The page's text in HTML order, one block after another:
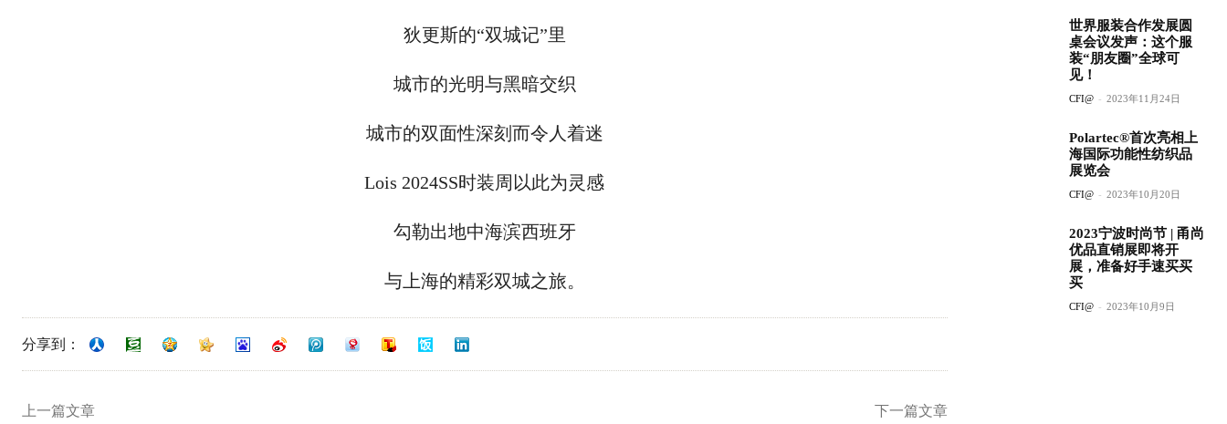
狄更斯的“双城记”里
城市的光明与黑暗交织
城市的双面性深刻而令人着迷
Lois 2024SS时装周以此为灵感
勾勒出地中海滨西班牙
与上海的精彩双城之旅。
分享到：
上一篇文章 下一篇文章
世界服装合作发展圆
桌会议发声：这个服
装“朋友圈”全球可
见！
CFI@ - 2023年11月24日
Polartec®首次亮相上
海国际功能性纺织品
展览会
CFI@ - 2023年10月20日
2023宁波时尚节 | 甬尚
优品直销展即将开
展，准备好手速买买
买
CFI@ - 2023年10月9日